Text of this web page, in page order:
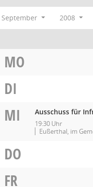
September 2008
MO
DI
MI Ausschuss für
19:30 Uhr
Eußerthal, im
DO
FR